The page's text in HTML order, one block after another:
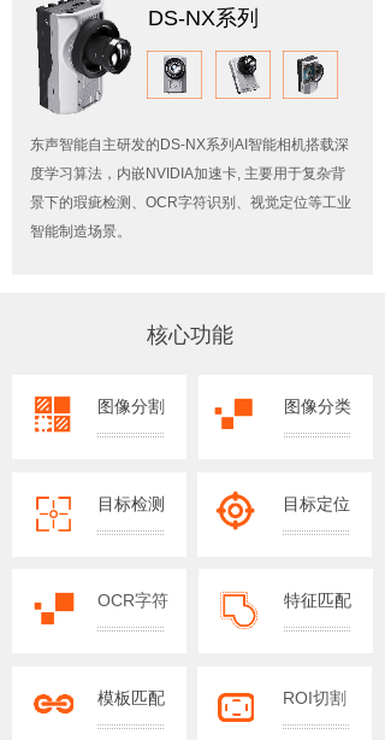
DS-NX系列
东声智能自主研发的DS-NX系列AI智能相机搭载深
度学习算法，内嵌NVIDIA加速卡, 主要用于复杂背
景下的瑕疵检测、OCR字符识别、视觉定位等工业
智能制造场景。
核心功能
图像分割 图像分类
目标定位
目标检测
特征匹配
ROI切割
模板匹配
OCR字符
识别